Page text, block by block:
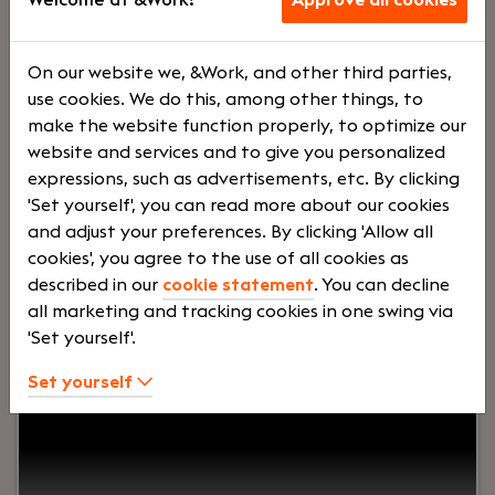
Voltij
d
€
6500 -
€
8000
Your role:
kijkt dan de cijfers? Krijg jij energie van het
On our website we, &Work, and other third parties,
use cookies. We do this, among other things, to
make the website function properly, to optimize our
website and services and to give you personalized
expressions, such as advertisements, etc. By clicking
'Set yourself', you can read more about our cookies
and adjust your preferences. By clicking 'Allow all
cookies', you agree to the use of all cookies as
described in our cookie statement. You can decline
all marketing and tracking cookies in one swing via
'Set yourself'.
Set yourself